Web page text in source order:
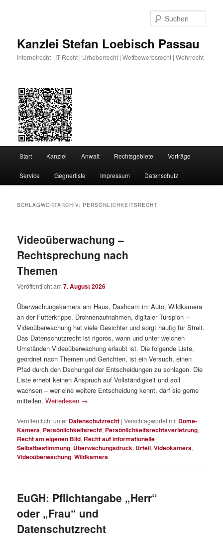
Kanzlei Stefan Loebisch Passau
Internetrecht | IT-Recht | Urheberrecht | Wettbewerbsrecht | Wehrrecht
Start Kanzlei Anwalt Rechtsgebiete Vorträge
Service Gegnerliste Impressum Datenschutz
SCHLAGWORTARCHIV: PERSÖNLICHKEITSRECHT
Videoüberwachung –
Rechtsprechung nach
Themen
Veröffentlicht am7. August 2026
Überwachungskamera am Haus, Dashcam im Auto, Wildkamera
an der Futterkrippe, Drohnenaufnahmen, digitaler Türspion –
Videoüberwachung hat viele Gesichter und sorgt häufig für Streit.
Das Datenschutzrecht ist rigoros, wann und unter welchen
Umständen Videoüberwachung erlaubt ist. Die folgende Liste,
geordnet nach Themen und Gerichten, ist ein Versuch, einen
Pfad durch den Dschungel der Entscheidungen zu schlagen. Die
Liste erhebt keinen Anspruch auf Vollständigkeit und soll
wachsen – wer eine weitere Entscheidung kennt, darf sie gerne
mitteilen.Weiterlesen →
Veröffentlicht unter Datenschutzrecht |Verschlagwortet mit Dome-
Kamera, Persönlichkeitsrecht, Persönlichkeitsrechtsverletzung,
Recht am eigenen Bild, Recht auf informationelle
Selbstbestimmung, Überwachungsdruck, Urteil,Videokamera,
Videoüberwachung,Wildkamera
EuGH: Pflichtangabe „Herr“
oder „Frau“ und
Datenschutzrecht